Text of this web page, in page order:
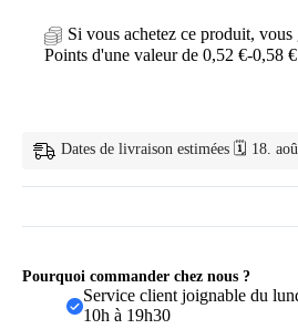
dents
Brosse
Si vous achetez ce produit, vous
Points d'une valeur de 0,52 €-0,58 €
Dates de livraison estimées 🗓️ 18.
Pourquoi commander chez nous ?
Service client joignable du
10h à 19h30